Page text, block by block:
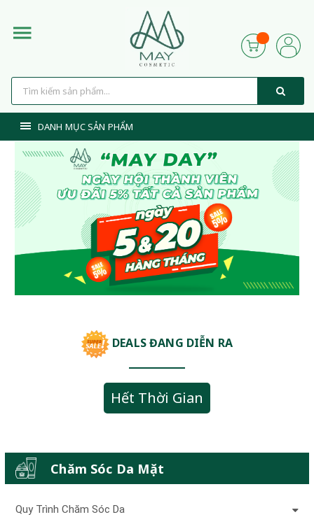
DANH MỤC SẢN PHẨM
DEALS ĐANG DIỄN RA
Hết Thời Gian
Chăm Sóc Da Mặt
Quy Trình Chăm Sóc Da